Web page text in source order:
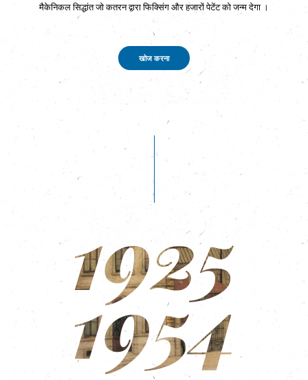
मैकेनिकल सिद्धांत जो कतरन द्वारा फिक्सिंग और हजारों पेटेंट को जन्म देगा ।
खोज करना
1925
1954